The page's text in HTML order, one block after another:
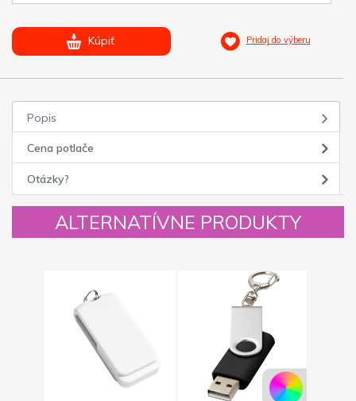
Kúpiť Pridaj do výberu
Popis
Cena potlače
Otázky?
ALTERNATÍVNE PRODUKTY